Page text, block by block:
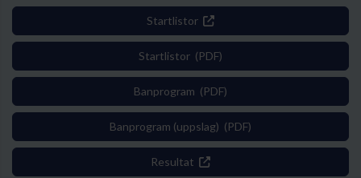
Startlistor
Startlistor (PDF)
Banprogram (PDF)
Banprogram (uppslag) (PDF)
Resultat